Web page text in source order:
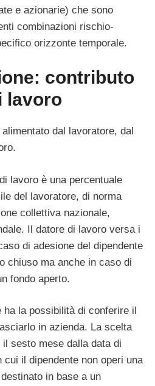
e azionarie) che sono
combinazioni rischio-
orizzonte temporale.
contributo
lavoro
dal lavoratore, dal
lavoro è una percentuale
del lavoratore, di norma
collettiva nazionale,
Il datore di lavoro versa i
di adesione del dipendente
chiuso ma anche in caso di
fondo aperto.
ha la possibilità di conferire il
in azienda. La scelta
sesto mese dalla data di
il dipendente non operi una
in base a un